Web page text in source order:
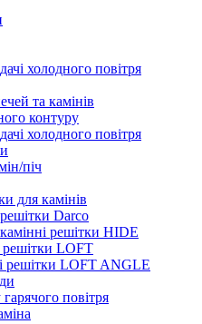
холодного повітря
та камінів
контуру
холодного повітря
піч
для камінів
Darco
решітки HIDE
решітки LOFT
решітки LOFT ANGLE
повітря